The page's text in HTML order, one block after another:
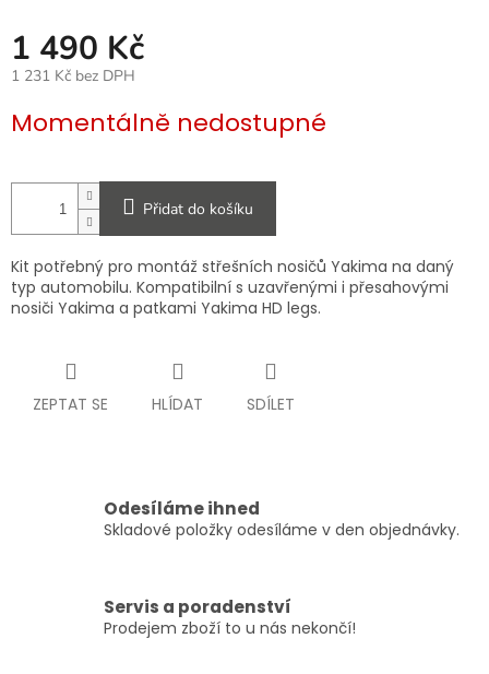
1 490 Kč
1 231 Kč bez DPH
cena:
Momentálně nedostupné
Přidat do košíku
Kit potřebný pro montáž střešních nosičů Yakima na daný
typ automobilu. Kompatibilní s uzavřenými i přesahovými
nosiči Yakima a patkami Yakima HD legs.
ZEPTAT SE HLÍDAT SDÍLET
Odesíláme ihned
Skladové položky odesíláme v den objednávky.
Servis a poradenství
Prodejem zboží to u nás nekončí!